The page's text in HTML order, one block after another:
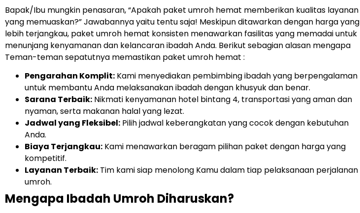
Bapak/Ibu mungkin penasaran, “Apakah paket umroh hemat memberikan kualitas layanan
yang memuaskan?” Jawabannya yaitu tentu saja! Meskipun ditawarkan dengan harga yang
lebih terjangkau, paket umroh hemat konsisten menawarkan fasilitas yang memadai untuk
menunjang kenyamanan dan kelancaran ibadah Anda. Berikut sebagian alasan mengapa
Teman-teman sepatutnya memastikan paket umroh hemat :
Pengarahan Komplit: Kami menyediakan pembimbing ibadah yang berpengalaman
untuk membantu Anda melaksanakan ibadah dengan khusyuk dan benar.
Sarana Terbaik: Nikmati kenyamanan hotel bintang 4, transportasi yang aman dan
nyaman, serta makanan halal yang lezat.
Jadwal yang Fleksibel: Pilih jadwal keberangkatan yang cocok dengan kebutuhan
Anda.
Biaya Terjangkau: Kami menawarkan beragam pilihan paket dengan harga yang
kompetitif.
Layanan Terbaik: Tim kami siap menolong Kamu dalam tiap pelaksanaan perjalanan
umroh.
Mengapa Ibadah Umroh Diharuskan?